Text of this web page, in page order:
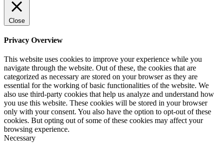
Close
Privacy Overview
This website uses cookies to improve your experience while you
navigate through the website. Out of these, the cookies that are
categorized as necessary are stored on your browser as they are
essential for the working of basic functionalities of the website. We
also use third-party cookies that help us analyze and understand how
you use this website. These cookies will be stored in your browser
only with your consent. You also have the option to opt-out of these
cookies. But opting out of some of these cookies may affect your
browsing experience.
Necessary